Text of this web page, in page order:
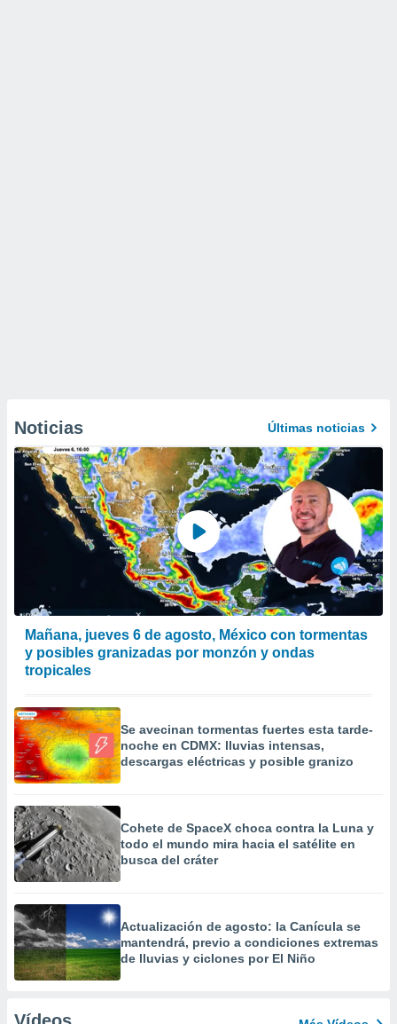
Noticias Últimas noticias
Mañana, jueves 6 de agosto, México con tormentas
y posibles granizadas por monzón y ondas
tropicales
Se avecinan tormentas fuertes esta tarde-
noche en CDMX: lluvias intensas,
descargas eléctricas y posible granizo
Cohete de SpaceX choca contra la Luna y
todo el mundo mira hacia el satélite en
busca del cráter
Actualización de agosto: la Canícula se
mantendrá, previo a condiciones extremas
de lluvias y ciclones por El Niño